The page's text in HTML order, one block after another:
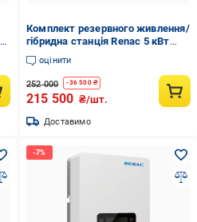
Комплект резервного живлення/
гібридна станція Renac 5 кВт
акумуляторна батарея LifePo4
5,1 кВт
оцінити
252 000 -36 500₴
215 500 ₴/шт.
Доставимо